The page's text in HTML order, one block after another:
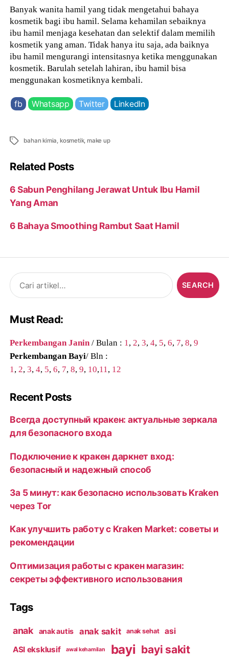
Banyak wanita hamil yang tidak mengetahui bahaya
kosmetik bagi ibu hamil. Selama kehamilan sebaiknya
ibu hamil menjaga kesehatan dan selektif dalam memilih
kosmetik yang aman. Tidak hanya itu saja, ada baiknya
ibu hamil mengurangi intensitasnya ketika menggunakan
kosmetik. Barulah setelah lahiran, ibu hamil bisa
menggunakan kosmetiknya kembali.
fb Whatsapp Twitter LinkedIn
Tags bahan kimia, kosmetik, make up
Related Posts
6 Sabun Penghilang Jerawat Untuk Ibu Hamil
Yang Aman
6 Bahaya Smoothing Rambut Saat Hamil
Search
for:
Must Read:
Perkembangan Janin / Bulan : 1 , 2,3,4, 5,6, 7,8,9
Perkembangan Bayi/ Bln :
1 , 2,3,4, 5,6, 7,8,9, 10,11 , 12
Recent Posts
Всегда доступный кракен: актуальные зеркала
для безопасного входа
Подключение к кракен даркнет вход:
безопасный и надежный способ
За 5 минут: как безопасно использовать Kraken
через Tor
Как улучшить работу с Kraken Market: советы и
рекомендации
Оптимизация работы с кракен магазин:
секреты эффективного использования
Tags
anak anak autis anak sakit anak sehat
asi
ASI eksklusif
awal kehamilan bayi bayi sakit